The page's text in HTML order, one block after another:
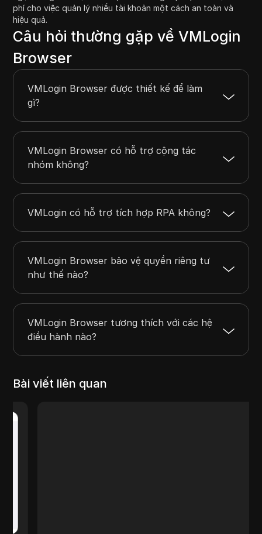
phí cho việc quản lý nhiều tài khoản một cách an toàn và
hiệu quả.
Câu hỏi thường gặp về VMLogin
Browser
VMLogin Browser được thiết kế để làm
gì?
VMLogin Browser có hỗ trợ cộng tác
nhóm không?
VMLogin có hỗ trợ tích hợp RPA không?
VMLogin Browser bảo vệ quyền riêng tư
như thế nào?
VMLogin Browser tương thích với các hệ
điều hành nào?
Bài viết liên quan